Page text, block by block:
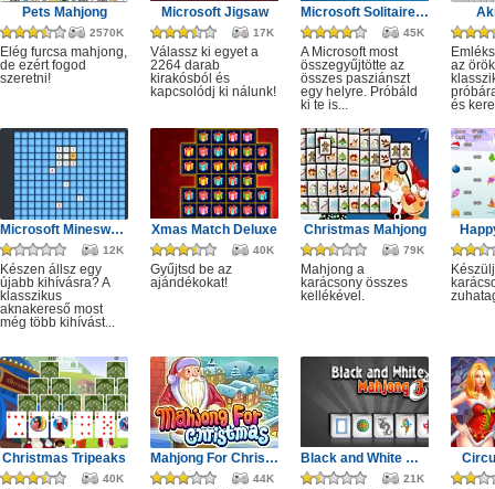
Pets Mahjong
2570K
Elég furcsa mahjong,
de ezért fogod
szeretni!
Microsoft Jigsaw
17K
Válassz ki egyet a
2264 darab
kirakósból és
kapcsolódj ki nálunk!
Microsoft Solitaire Collection
45K
A Microsoft most
összegyűjtötte az
összes pasziánszt
egy helyre. Próbáld
ki te is...
az örök
és
Microsoft Minesweeper
12K
Készen állsz egy
újabb kihívásra? A
klasszikus
aknakereső most
még több kihívást...
Xmas Match Deluxe
40K
Gyűjtsd be az
ajándékokat!
Christmas Mahjong
79K
Mahjong a
karácsony összes
kellékével.
Christmas Tripeaks
40K
Mahjong For Christmas
44K
Black and White Mahjong 3
21K